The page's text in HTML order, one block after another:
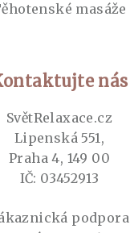
masáže
nás
SvětRelaxace.cz
Lipenská 551,
Praha 4, 149 00
IČ: 03452913
podpora